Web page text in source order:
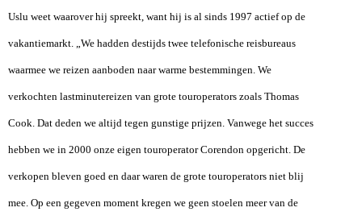
Uslu weet waarover hij spreekt, want hij is al sinds 1997 actief op de
vakantiemarkt. „We hadden destijds twee telefonische reisbureaus
waarmee we reizen aanboden naar warme bestemmingen. We
verkochten lastminutereizen van grote touroperators zoals Thomas
Cook. Dat deden we altijd tegen gunstige prijzen. Vanwege het succes
hebben we in 2000 onze eigen touroperator Corendon opgericht. De
verkopen bleven goed en daar waren de grote touroperators niet blij
mee. Op een gegeven moment kregen we geen stoelen meer van de